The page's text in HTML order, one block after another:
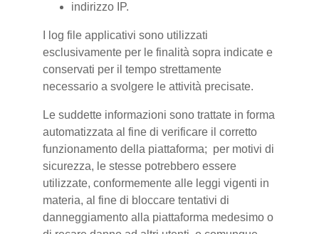
indirizzo IP.
I log file applicativi sono utilizzati
esclusivamente per le finalità sopra indicate e
conservati per il tempo strettamente
necessario a svolgere le attività precisate.
Le suddette informazioni sono trattate in forma
automatizzata al fine di verificare il corretto
funzionamento della piattaforma; per motivi di
sicurezza, le stesse potrebbero essere
utilizzate, conformemente alle leggi vigenti in
materia, al fine di bloccare tentativi di
danneggiamento alla piattaforma medesimo o